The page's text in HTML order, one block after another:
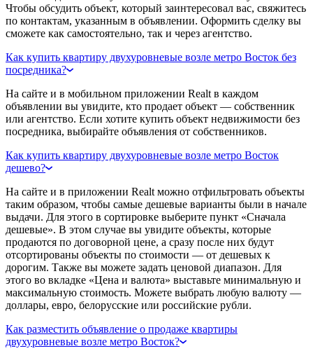
Чтобы обсудить объект, который заинтересовал вас, свяжитесь
по контактам, указанным в объявлении. Оформить сделку вы
сможете как самостоятельно, так и через агентство.
Как купить квартиру двухуровневые возле метро Восток без
посредника?
На сайте и в мобильном приложении Realt в каждом
объявлении вы увидите, кто продает объект — собственник
или агентство. Если хотите купить объект недвижимости без
посредника, выбирайте объявления от собственников.
Как купить квартиру двухуровневые возле метро Восток
дешево?
На сайте и в приложении Realt можно отфильтровать объекты
таким образом, чтобы самые дешевые варианты были в начале
выдачи. Для этого в сортировке выберите пункт «Сначала
дешевые». В этом случае вы увидите объекты, которые
продаются по договорной цене, а сразу после них будут
отсортированы объекты по стоимости — от дешевых к
дорогим. Также вы можете задать ценовой диапазон. Для
этого во вкладке «Цена и валюта» выставьте минимальную и
максимальную стоимость. Можете выбрать любую валюту —
доллары, евро, белорусские или российские рубли.
Как разместить объявление о продаже квартиры
двухуровневые возле метро Восток?